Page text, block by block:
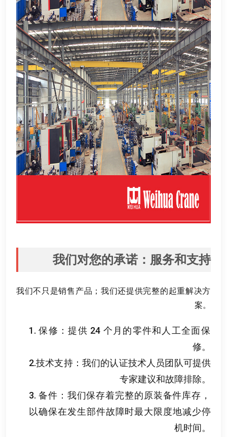
我们对您的承诺： 服务和支持
我们不只是销售产品 ； 我们还提供完整的起重解决方
案。
1.保修 ：提供 24 个月的零件和人工全面保
修。
2.技术支持： 我们的认证技术人员团队可提供
专家建议和故障排除。
3. 备件 ： 我们保存着完整的原装备件库存 ，
以确保在发生部件故障时最大限度地减少停
机时间。